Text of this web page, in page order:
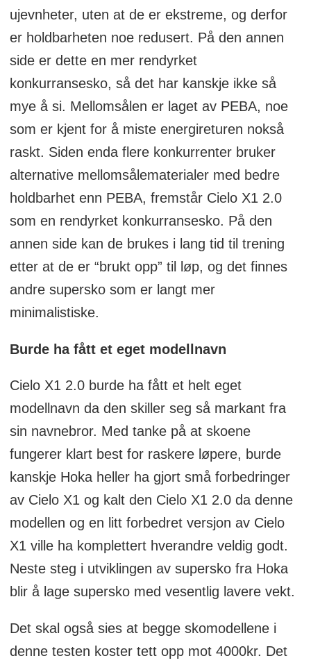
ujevnheter, uten at de er ekstreme, og derfor
er holdbarheten noe redusert. På den annen
side er dette en mer rendyrket
konkurransesko, så det har kanskje ikke så
mye å si. Mellomsålen er laget av PEBA, noe
som er kjent for å miste energireturen nokså
raskt. Siden enda flere konkurrenter bruker
alternative mellomsålematerialer med bedre
holdbarhet enn PEBA, fremstår Cielo X1 2.0
som en rendyrket konkurransesko. På den
annen side kan de brukes i lang tid til trening
etter at de er “brukt opp” til løp, og det finnes
andre supersko som er langt mer
minimalistiske.
Burde ha fått et eget modellnavn
Cielo X1 2.0 burde ha fått et helt eget
modellnavn da den skiller seg så markant fra
sin navnebror. Med tanke på at skoene
fungerer klart best for raskere løpere, burde
kanskje Hoka heller ha gjort små forbedringer
av Cielo X1 og kalt den Cielo X1 2.0 da denne
modellen og en litt forbedret versjon av Cielo
X1 ville ha komplettert hverandre veldig godt.
Neste steg i utviklingen av supersko fra Hoka
blir å lage supersko med vesentlig lavere vekt.
Det skal også sies at begge skomodellene i
denne testen koster tett opp mot 4000kr. Det